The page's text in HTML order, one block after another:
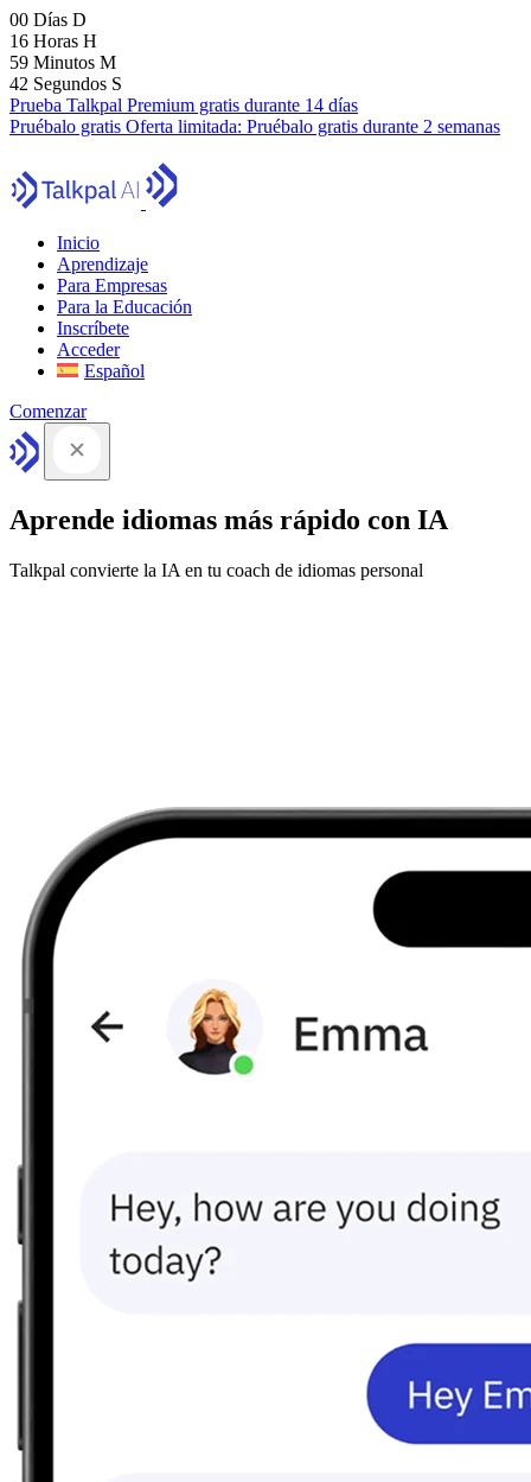
00 Días D
16 Horas H
59 Minutos M
41 Segundos S
Prueba Talkpal Premium gratis durante 14 días
Pruébalo gratis Oferta limitada: Pruébalo gratis durante 2 semanas
Inicio
Aprendizaje
Para Empresas
Para la Educación
Inscríbete
Acceder
Español
Comenzar
Aprende idiomas más rápido con IA
Talkpal convierte la IA en tu coach de idiomas personal